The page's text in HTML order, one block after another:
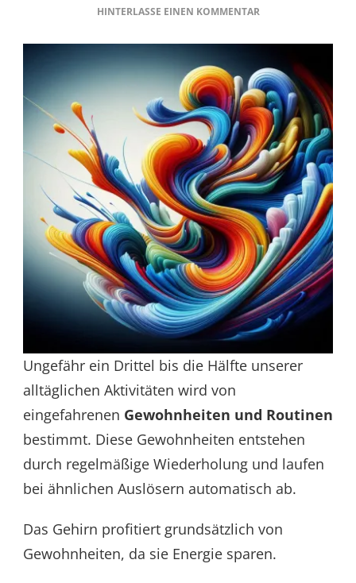
HINTERLASSE EINEN KOMMENTARZU
FLEXIBILITÄT
Ungefähr ein Drittel bis die Hälfte unserer
alltäglichen Aktivitäten wird von
eingefahrenen Gewohnheiten und Routinen
bestimmt. Diese Gewohnheiten entstehen
durch regelmäßige Wiederholung und laufen
bei ähnlichen Auslösern automatisch ab.
Das Gehirn profitiert grundsätzlich von
Gewohnheiten, da sie Energie sparen.